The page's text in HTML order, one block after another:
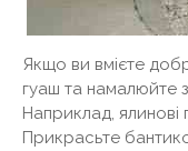
Якщо ви вмієте
гуаш та намалюйте
Наприклад, ялинові
Прикрасьте